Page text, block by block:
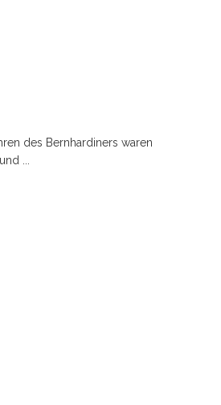
des Bernhardiners waren
...